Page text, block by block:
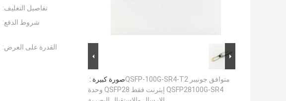
صورة كبيرة :متوافق جونيبر QSFP-100G-SR4-T2
QSFP28100G-SR4 إيثرنت فقط QSFP28 وحدة
تفاصيل التغليف:
شروط الدفع:
القدرة على العرض: